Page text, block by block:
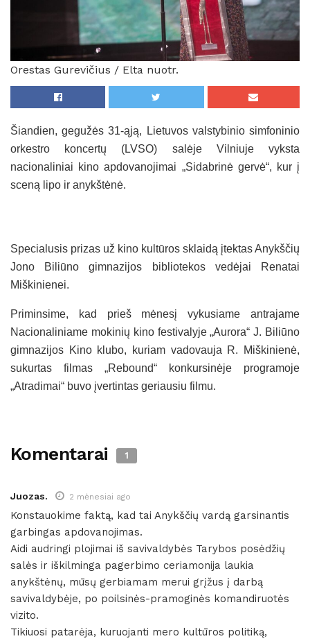
Orestas Gurevičius / Elta nuotr.
Šiandien, gegužės 31-ąją, Lietuvos valstybinio simfoninio
orkestro koncertų (LVSO) salėje Vilniuje vyksta
nacionaliniai kino apdovanojimai „Sidabrinė gervė“, kur į
sceną lipo ir anykštėnė.
Specialusis prizas už kino kultūros sklaidą įtektas Anykščių
Jono Biliūno gimnazijos bibliotekos vedėjai Renatai
Miškinienei.
Priminsime, kad prieš mėnesį vykusiame antrajame
Nacionaliniame mokinių kino festivalyje „Aurora“ J. Biliūno
gimnazijos Kino klubo, kuriam vadovauja R. Miškinienė,
sukurtas filmas „Rebound“ konkursinėje programoje
„Atradimai“ buvo įvertintas geriausiu filmu.
Komentarai 1
Juozas. 2 mėnesiai ago
Konstauokime faktą, kad tai Anykščių vardą garsinantis
garbingas apdovanojimas.
Aidi audringi plojimai iš savivaldybės Tarybos posėdžių
salės ir iškilminga pagerbimo ceriamonija laukia
anykštėnų, mūsų gerbiamam merui grįžus į darbą
savivaldybėje, po poilsinės-pramoginės komandiruotės
vizito.
Tikiuosi patarėja, kuruojanti mero kultūros politiką,